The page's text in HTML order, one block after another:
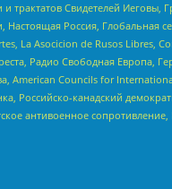
Свидетелей Иеговы,
Россия, Глобальная
La Asocicion de Rusos Libres,
Радио Свободная Европа,
American Councils for
Российско-канадский
антивоенное сопротивление,